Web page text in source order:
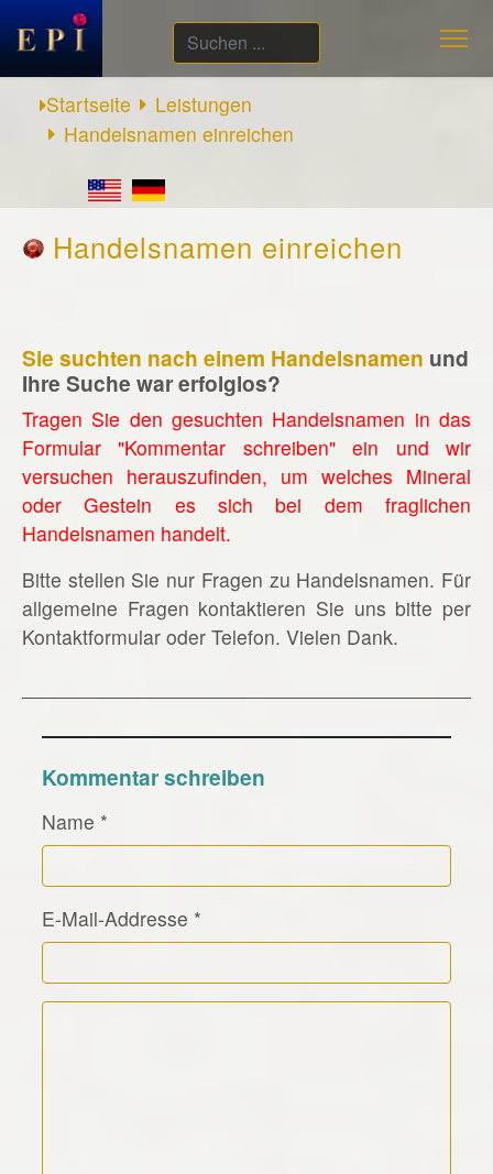
Suchen
...
Startseite
Leistungen
Handelsnamen einreichen
Handelsnamen einreichen
Sie suchten nach einem Handelsnamen und
Ihre Suche war erfolglos?
Tragen Sie den gesuchten Handelsnamen in das
Formular "Kommentar schreiben" ein und wir
versuchen herauszufinden, um welches Mineral
oder Gestein es sich bei dem fraglichen
Handelsnamen handelt.
Bitte stellen Sie nur Fragen zu Handelsnamen. Für
allgemeine Fragen kontaktieren Sie uns bitte per
Kontaktformular oder Telefon. Vielen Dank.
Kommentar schreiben
Name *
E-Mail-Addresse *
Kommentar Text